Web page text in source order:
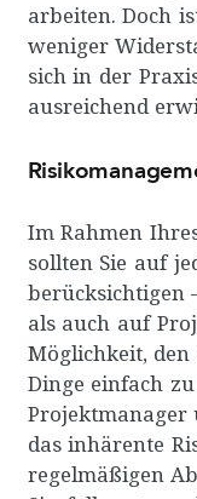
arbeiten. Doch
weniger
sich in der
ausreichend
Im Rahmen
sollten Sie auf
berücksichtigen
als auch auf
Möglichkeit,
Dinge einfach
Projektmanager
das inhärente
regelmäßigen